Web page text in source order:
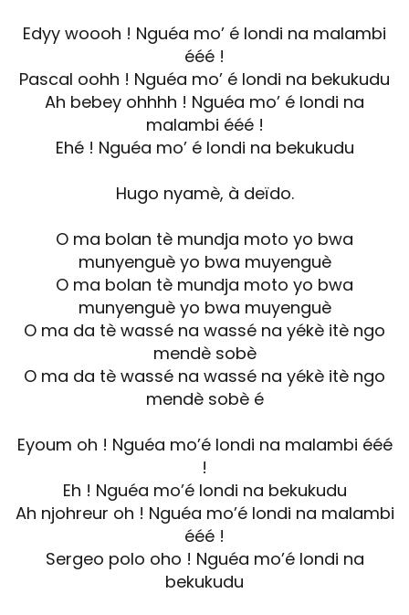
Edyy woooh ! Nguéa mo’ é londi na malambi
ééé !
Pascal oohh ! Nguéa mo’ é londi na bekukudu
Ah bebey ohhhh ! Nguéa mo’ é londi na
malambi ééé !
Ehé ! Nguéa mo’ é londi na bekukudu
Hugo nyamè, à deïdo.
O ma bolan tè mundja moto yo bwa
munyenguè yo bwa muyenguè
O ma bolan tè mundja moto yo bwa
munyenguè yo bwa muyenguè
O ma da tè wassé na wassé na yékè itè ngo
mendè sobè
O ma da tè wassé na wassé na yékè itè ngo
mendè sobè é
Eyoum oh ! Nguéa mo’é londi na malambi ééé
!
Eh ! Nguéa mo’é londi na bekukudu
Ah njohreur oh ! Nguéa mo’é londi na malambi
ééé !
Sergeo polo oho ! Nguéa mo’é londi na
bekukudu